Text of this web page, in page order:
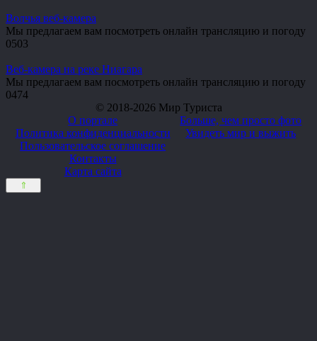
Волчья веб-камера
Мы предлагаем вам посмотреть онлайн трансляцию и погоду
0503
Веб-камера на реке Ниагара
Мы предлагаем вам посмотреть онлайн трансляцию и погоду
0474
© 2018-2026 Мир Туриста
О портале
Политика конфиденциальности
Пользовательское соглашение
Контакты
Карта сайта
Больше, чем просто фото
Увидеть мир и выжить